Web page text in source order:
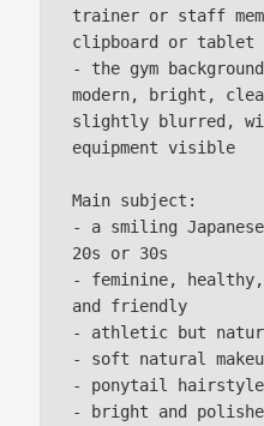
trainer or staff
clipboard or tablet
- the gym
modern, bright,
slightly blurred,
equipment visible
Main subject:
- a smiling
20s or 30s
- feminine,
and friendly
- athletic but
- soft natural
- ponytail hairstyle
- bright and